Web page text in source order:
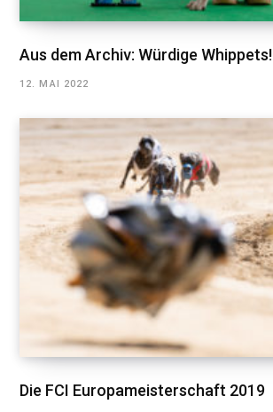
Aus dem Archiv: Würdige Whippets!
12. MAI 2022
Die FCI Europameisterschaft 2019